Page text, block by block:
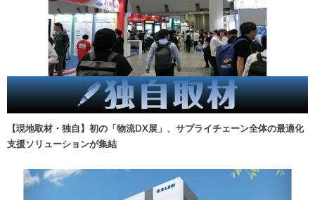
【現地取材・独自】初の「物流DX展」、サプライチェーン全体の最適化
支援ソリューションが集結